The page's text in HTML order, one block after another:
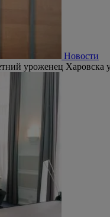
Новости
уроженец Харовска